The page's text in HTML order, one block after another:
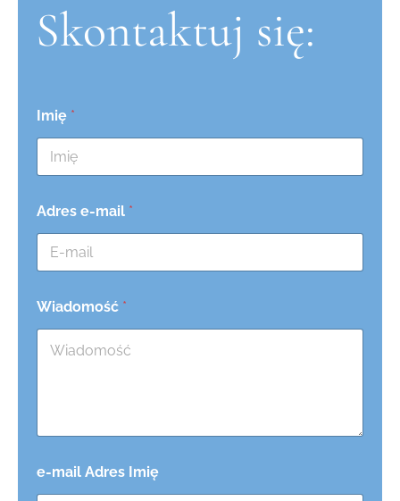
Skontaktuj się:
Imię *
Adres e-mail *
Wiadomość *
e-mail Adres Imię